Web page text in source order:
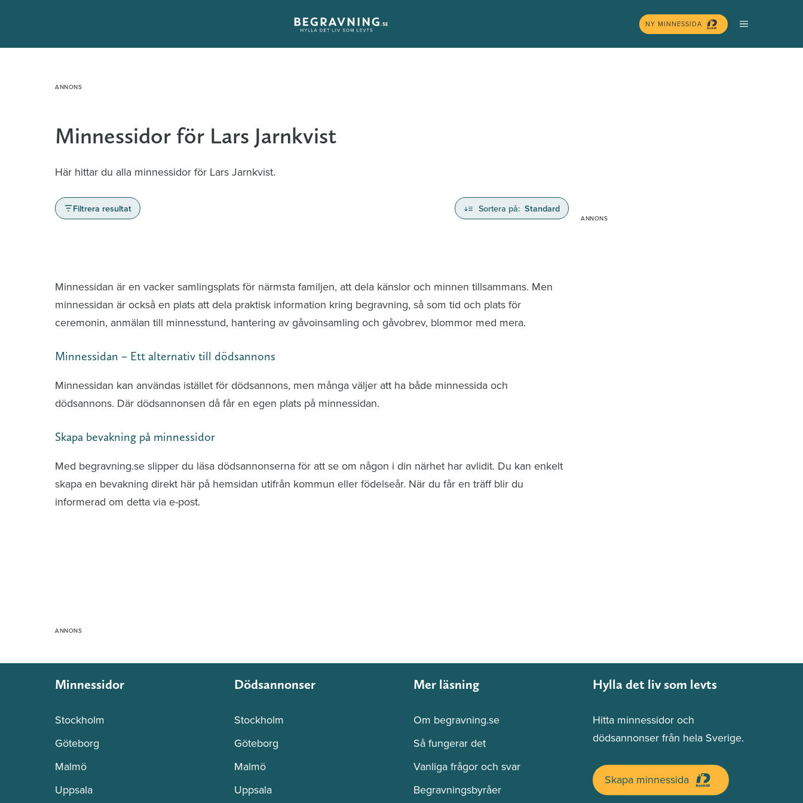
innehåll
NY MINNESSIDA MENY
Minnessidor för Lars Jarnkvist
Här hittar du alla minnessidor för Lars Jarnkvist.
Filtrera resultat Sortera på: Standard
Minnessidan är en vacker samlingsplats för närmsta familjen, att dela känslor och minnen tillsammans. Men
minnessidan är också en plats att dela praktisk information kring begravning, så som tid och plats för
ceremonin, anmälan till minnesstund, hantering av gåvoinsamling och gåvobrev, blommor med mera.
Minnessidan – Ett alternativ till dödsannons
Minnessidan kan användas istället för dödsannons, men många väljer att ha både minnessida och
dödsannons. Där dödsannonsen då får en egen plats på minnessidan.
Skapa bevakning på minnessidor
Med begravning.se slipper du läsa dödsannonserna för att se om någon i din närhet har avlidit. Du kan enkelt
skapa en bevakning direkt här på hemsidan utifrån kommun eller födelseår. När du får en träff blir du
informerad om detta via e-post.
Minnessidor
Stockholm
Göteborg
Malmö
Uppsala
Dödsannonser
Stockholm
Göteborg
Malmö
Uppsala
Mer läsning
Om begravning.se
Så fungerar det
Vanliga frågor och svar
Begravningsbyråer
Hylla det liv som levts
Hitta minnessidor och
dödsannonser från hela Sverige.
Skapa minnessida